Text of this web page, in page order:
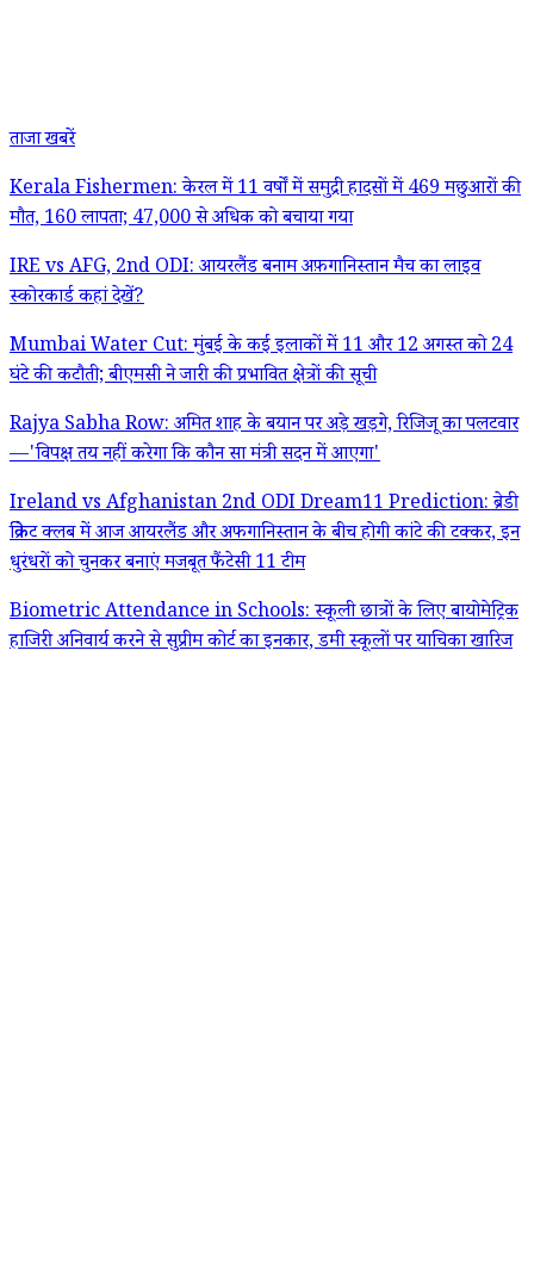
ताजा खबरें
Kerala Fishermen: केरल में 11 वर्षों में समुद्री हादसों में 469 मछुआरों की
मौत, 160 लापता; 47,000 से अधिक को बचाया गया
IRE vs AFG, 2nd ODI: आयरलैंड बनाम अफ़गानिस्तान मैच का लाइव
स्कोरकार्ड कहां देखें?
Mumbai Water Cut: मुंबई के कई इलाकों में 11 और 12 अगस्त को 24
घंटे की कटौती; बीएमसी ने जारी की प्रभावित क्षेत्रों की सूची
Rajya Sabha Row: अमित शाह के बयान पर अड़े खड़गे, रिजिजू का पलटवार
—'विपक्ष तय नहीं करेगा कि कौन सा मंत्री सदन में आएगा'
Ireland vs Afghanistan 2nd ODI Dream11 Prediction: ब्रेडी
क्रिकेट क्लब में आज आयरलैंड और अफगानिस्तान के बीच होगी कांटे की टक्कर, इन
धुरंधरों को चुनकर बनाएं मजबूत फैंटेसी 11 टीम
Biometric Attendance in Schools: स्कूली छात्रों के लिए बायोमेट्रिक
हाजिरी अनिवार्य करने से सुप्रीम कोर्ट का इनकार, डमी स्कूलों पर याचिका खारिज